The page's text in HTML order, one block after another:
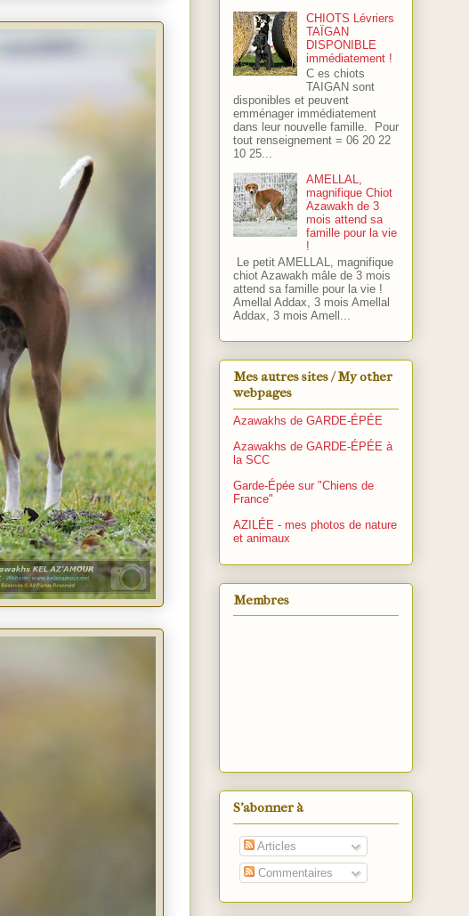
CHIOTS Lévriers
TAÏGAN
DISPONIBLE
immédiatement !
C es chiots
TAIGAN sont
disponibles et peuvent
emménager immédiatement
dans leur nouvelle famille. Pour
tout renseignement = 06 20 22
10 25...
AMELLAL,
magnifique Chiot
Azawakh de 3
mois attend sa
famille pour la vie
!
Le petit AMELLAL, magnifique
chiot Azawakh mâle de 3 mois
attend sa famille pour la vie !
Amellal Addax, 3 mois Amellal
Addax, 3 mois Amell...
Mes autres sites / My other
webpages
Azawakhs de GARDE-ÉPÉE
Azawakhs de GARDE-ÉPÉE à
la SCC
Garde-Épée sur "Chiens de
France"
AZILÉE - mes photos de nature
et animaux
Membres
S’abonner à
Articles
Commentaires